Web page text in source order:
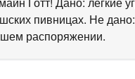
пивницах. Не
распоряжении.